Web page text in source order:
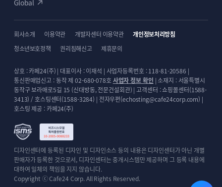
Global
회사소개 이용약관 개발자센터 이용약관
개인정보처리방침
청소년보호정책
권리침해신고 제휴문의
상호 : 카페24(주) | 대표이사 : 이재석 | 사업자등록번호 : 118-81-20586 |
통신판매업신고 : 동작 제 02-680-078호사업자 정보 확인 | 소재지 : 서울특별시
동작구 보라매로5길 15 (신대방동, 전문건설회관) | 고객센터 : 쇼핑몰센터(1588-
3413) / 호스팅센터(1588-3284) | 전자우편(echosting@cafe24corp.com) |
호스팅 제공 : 카페24(주)
디자인센터에 등록된 디자인 및 디자인소스 등의 내용은 디자인센터가 아닌 개별
판매자가 등록한 것으로서, 디자인센터는 중개시스템만 제공하며 그 등록 내용에
대하여 일체의 책임을 지지 않습니다.
Copyright ⓒ Cafe24 Corp. All Rights Reserved.